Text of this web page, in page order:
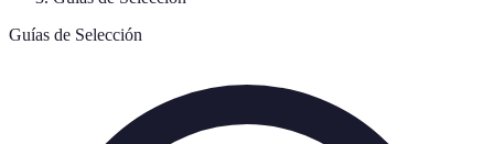
Guías de Selección